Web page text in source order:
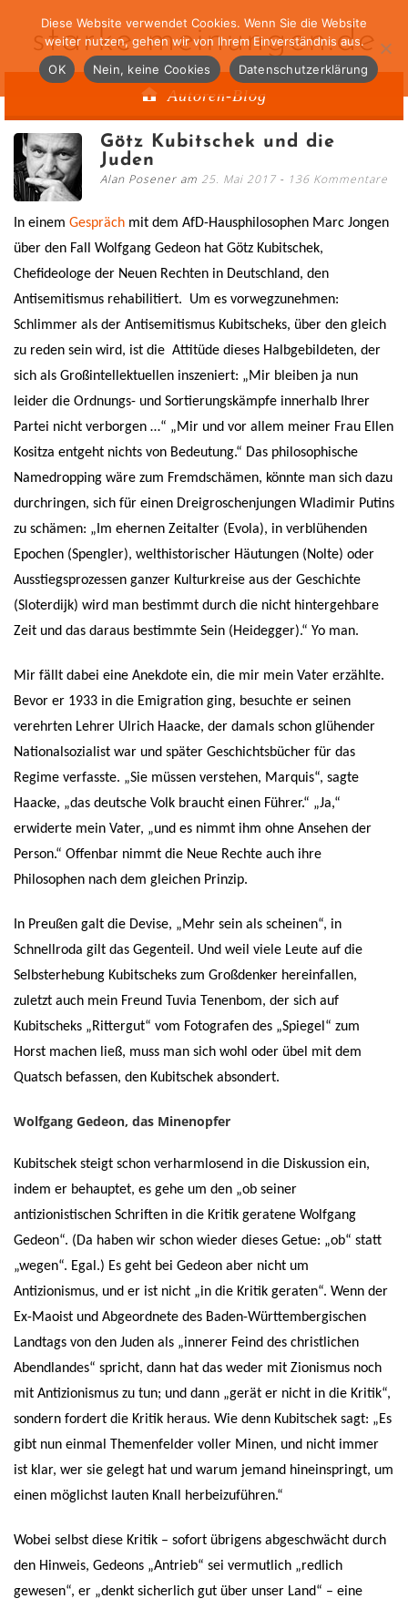
starke-meinungen.de
Autoren-Blog
Götz Kubitschek und die
Juden
Alan Posener am 25. Mai 2017 136 Kommentare
In einem Gespräch mit dem AfD-Hausphilosophen Marc Jongen
über den Fall Wolfgang Gedeon hat Götz Kubitschek,
Chefideologe der Neuen Rechten in Deutschland, den
Antisemitismus rehabilitiert.
Um es vorwegzunehmen:
Schlimmer als der Antisemitismus Kubitscheks, über den gleich
zu reden sein wird, ist die Attitüde dieses Halbgebildeten, der
sich als Großintellektuellen inszeniert: „Mir bleiben ja nun
leider die Ordnungs- und Sortierungskämpfe innerhalb Ihrer
Partei nicht verborgen …“ „Mir und vor allem meiner Frau Ellen
Kositza entgeht nichts von Bedeutung.“ Das philosophische
Namedropping wäre zum Fremdschämen, könnte man sich dazu
durchringen, sich für einen Dreigroschenjungen Wladimir Putins
zu schämen: „Im ehernen Zeitalter (Evola), in verblühenden
Epochen (Spengler), welthistorischer Häutungen (Nolte) oder
Ausstiegsprozessen ganzer Kulturkreise aus der Geschichte
(Sloterdijk) wird man bestimmt durch die nicht hintergehbare
Zeit und das daraus bestimmte Sein (Heidegger).“ Yo man.
Mir fällt dabei eine Anekdote ein, die mir mein Vater erzählte.
Bevor er 1933 in die Emigration ging, besuchte er seinen
verehrten Lehrer Ulrich Haacke, der damals schon glühender
Nationalsozialist war und später Geschichtsbücher für das
Regime verfasste. „Sie müssen verstehen, Marquis“, sagte
Haacke, „das deutsche Volk braucht einen Führer.“ „Ja,“
erwiderte mein Vater, „und es nimmt ihm ohne Ansehen der
Person.“ Offenbar nimmt die Neue Rechte auch ihre
Philosophen nach dem gleichen Prinzip.
In Preußen galt die Devise, „Mehr sein als scheinen“, in
Schnellroda gilt das Gegenteil. Und weil viele Leute auf die
Selbsterhebung Kubitscheks zum Großdenker hereinfallen,
zuletzt auch mein Freund Tuvia Tenenbom, der sich auf
Kubitscheks „Rittergut“ vom Fotografen des „Spiegel“ zum
Horst machen ließ, muss man sich wohl oder übel mit dem
Quatsch befassen, den Kubitschek absondert.
Wolfgang Gedeon, das Minenopfer
Kubitschek steigt schon verharmlosend in die Diskussion ein,
indem er behauptet, es gehe um den „ob seiner
antizionistischen Schriften in die Kritik geratene Wolfgang
Gedeon“. (Da haben wir schon wieder dieses Getue: „ob“ statt
„wegen“. Egal.) Es geht bei Gedeon aber nicht um
Antizionismus, und er ist nicht „in die Kritik geraten“. Wenn der
Ex-Maoist und Abgeordnete des Baden-Württembergischen
Landtags von den Juden als „innerer Feind des christlichen
Abendlandes“ spricht, dann hat das weder mit Zionismus noch
mit Antizionismus zu tun; und dann „gerät er nicht in die Kritik“,
sondern fordert die Kritik heraus. Wie denn Kubitschek sagt: „Es
gibt nun einmal Themenfelder voller Minen, und nicht immer
ist klar, wer sie gelegt hat und warum jemand hineinspringt, um
einen möglichst lauten Knall herbeizuführen.“
Wobei selbst diese Kritik – sofort übrigens abgeschwächt durch
den Hinweis, Gedeons „Antrieb“ sei vermutlich „redlich
gewesen“, er „denkt sicherlich gut über unser Land“ – eine
Diese Website verwendet Cookies. Wenn Sie die Website
weiter nutzen, gehen wir von Ihrem Einverständnis aus.
OK
Nein, keine Cookies Datenschutzerklärung